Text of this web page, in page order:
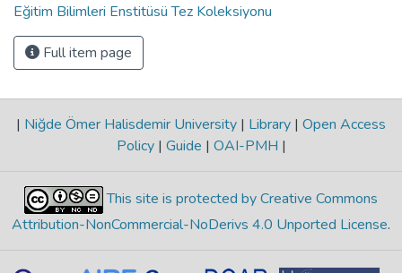
Eğitim Bilimleri Enstitüsü Tez Koleksiyonu
Full item page
| Niğde Ömer Halisdemir University | Library | Open Access
Policy | Guide | OAI-PMH |
This site is protected by Creative Commons
Attribution-NonCommercial-NoDerivs 4.0 Unported License.